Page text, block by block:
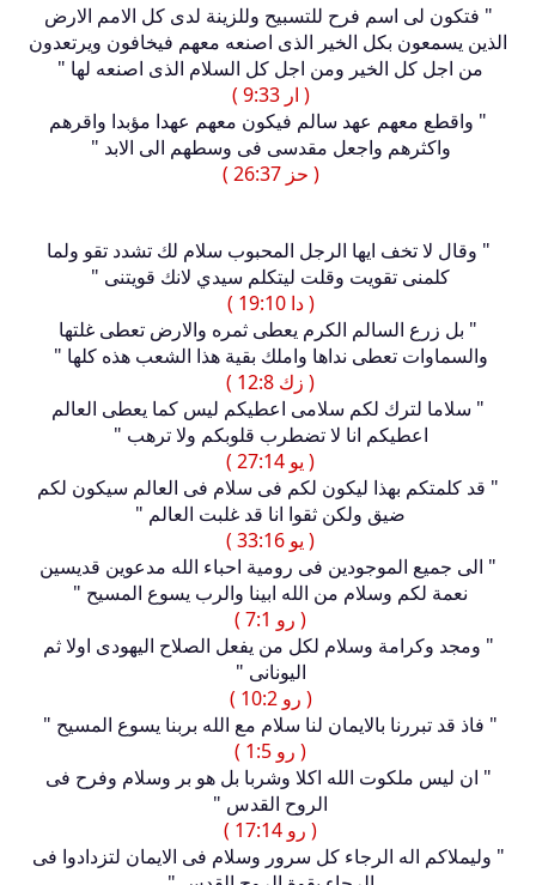
" فتكون لى اسم فرح للتسبيح وللزينة لدى كل الامم الارض
الذين يسمعون بكل الخير الذى اصنعه معهم فيخافون ويرتعدون
من اجل كل الخير ومن اجل كل السلام الذى اصنعه لها "
( ار 9:33 )
" واقطع معهم عهد سالم فيكون معهم عهدا مؤبدا واقرهم
واكثرهم واجعل مقدسى فى وسطهم الى الابد "
( حز 26:37 )
" وقال لا تخف ايها الرجل المحبوب سلام لك تشدد تقو ولما
كلمنى تقويت وقلت ليتكلم سيدي لانك قويتنى "
( دا 19:10 )
" بل زرع السالم الكرم يعطى ثمره والارض تعطى غلتها
والسماوات تعطى نداها واملك بقية هذا الشعب هذه كلها "
( زك 12:8 )
" سلاما لترك لكم سلامى اعطيكم ليس كما يعطى العالم
اعطيكم انا لا تضطرب قلوبكم ولا ترهب "
( يو 27:14 )
" قد كلمتكم بهذا ليكون لكم فى سلام فى العالم سيكون لكم
ضيق ولكن ثقوا انا قد غلبت العالم "
( يو 33:16 )
" الى جميع الموجودين فى رومية احباء الله مدعوين قديسين
نعمة لكم وسلام من الله ابينا والرب يسوع المسيح "
( رو 7:1 )
" ومجد وكرامة وسلام لكل من يفعل الصلاح اليهودى اولا ثم
اليونانى "
( رو 10:2 )
" فاذ قد تبررنا بالايمان لنا سلام مع الله بربنا يسوع المسيح "
( رو 1:5 )
" ان ليس ملكوت الله اكلا وشربا بل هو بر وسلام وفرح فى
الروح القدس "
( رو 17:14 )
" وليملاكم اله الرجاء كل سرور وسلام فى الايمان لتزدادوا فى